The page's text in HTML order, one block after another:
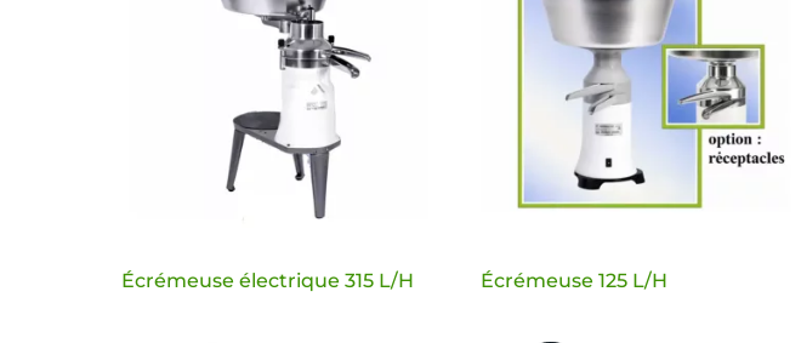
Écrémeuse électrique 315 L/H Écrémeuse 125 L/H